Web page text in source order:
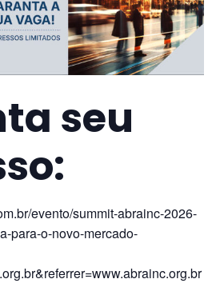
seu
evento/summit-abrainc-2026-
para-o-novo-mercado-